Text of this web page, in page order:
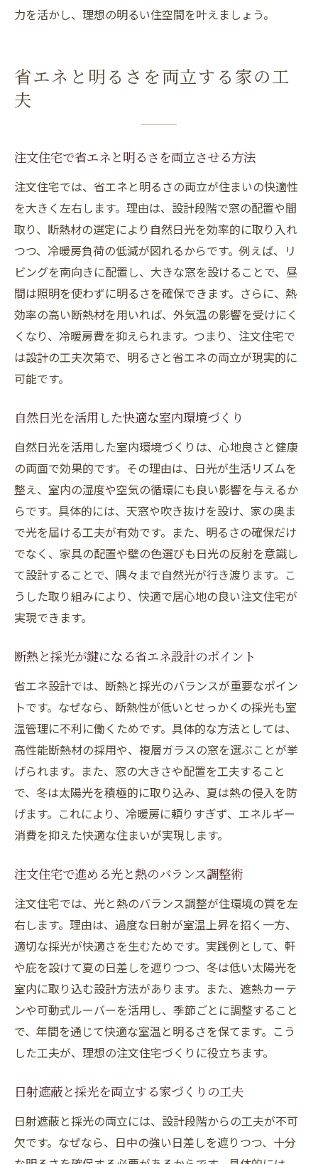
注文住宅が叶える持続可能な家づくりの工
法
力を活かし、理想の明るい住空間を叶えましょう。
省エネと明るさを両立する家の工
夫
注文住宅で省エネと明るさを両立させる方法
注文住宅では、省エネと明るさの両立が住まいの快適性
を大きく左右します。理由は、設計段階で窓の配置や間
取り、断熱材の選定により自然日光を効率的に取り入れ
つつ、冷暖房負荷の低減が図れるからです。例えば、リ
ビングを南向きに配置し、大きな窓を設けることで、昼
間は照明を使わずに明るさを確保できます。さらに、熱
効率の高い断熱材を用いれば、外気温の影響を受けにく
くなり、冷暖房費を抑えられます。つまり、注文住宅で
は設計の工夫次第で、明るさと省エネの両立が現実的に
可能です。
自然日光を活用した快適な室内環境づくり
自然日光を活用した室内環境づくりは、心地良さと健康
の両面で効果的です。その理由は、日光が生活リズムを
整え、室内の湿度や空気の循環にも良い影響を与えるか
らです。具体的には、天窓や吹き抜けを設け、家の奥ま
で光を届ける工夫が有効です。また、明るさの確保だけ
でなく、家具の配置や壁の色選びも日光の反射を意識し
て設計することで、隅々まで自然光が行き渡ります。こ
うした取り組みにより、快適で居心地の良い注文住宅が
実現できます。
断熱と採光が鍵になる省エネ設計のポイント
省エネ設計では、断熱と採光のバランスが重要なポイン
トです。なぜなら、断熱性が低いとせっかくの採光も室
温管理に不利に働くためです。具体的な方法としては、
高性能断熱材の採用や、複層ガラスの窓を選ぶことが挙
げられます。また、窓の大きさや配置を工夫すること
で、冬は太陽光を積極的に取り込み、夏は熱の侵入を防
げます。これにより、冷暖房に頼りすぎず、エネルギー
消費を抑えた快適な住まいが実現します。
注文住宅で進める光と熱のバランス調整術
注文住宅では、光と熱のバランス調整が住環境の質を左
右します。理由は、過度な日射が室温上昇を招く一方、
適切な採光が快適さを生むためです。実践例として、軒
や庇を設けて夏の日差しを遮りつつ、冬は低い太陽光を
室内に取り込む設計方法があります。また、遮熱カーテ
ンや可動式ルーバーを活用し、季節ごとに調整すること
で、年間を通じて快適な室温と明るさを保てます。こう
した工夫が、理想の注文住宅づくりに役立ちます。
日射遮蔽と採光を両立する家づくりの工夫
日射遮蔽と採光の両立には、設計段階からの工夫が不可
欠です。なぜなら、日中の強い日差しを遮りつつ、十分